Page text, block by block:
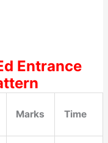
Entrance
Marks Time